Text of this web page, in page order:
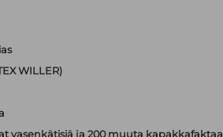
WILLER)
vasenkätisiä ja 200 muuta kapakkafaktaa